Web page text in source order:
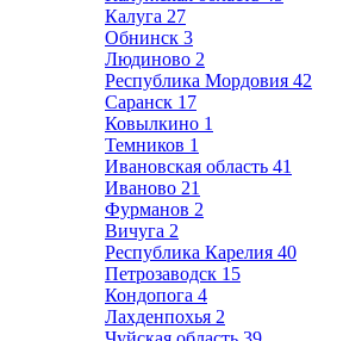
Калуга 27
Обнинск 3
Людиново 2
Республика Мордовия 42
Саранск 17
Ковылкино 1
Темников 1
Ивановская область 41
Иваново 21
Фурманов 2
Вичуга 2
Республика Карелия 40
Петрозаводск 15
Кондопога 4
Лахденпохья 2